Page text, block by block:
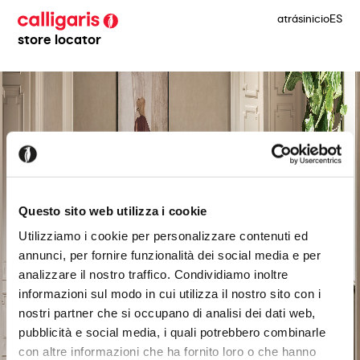
Questo sito web utilizza i cookie
Utilizziamo i cookie per personalizzare contenuti ed
annunci, per fornire funzionalità dei social media e per
analizzare il nostro traffico. Condividiamo inoltre
informazioni sul modo in cui utilizza il nostro sito con i
nostri partner che si occupano di analisi dei dati web,
pubblicità e social media, i quali potrebbero combinarle
con altre informazioni che ha fornito loro o che hanno
store locator
atrásinicioES